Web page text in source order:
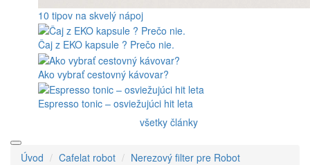
10 tipov na skvelý nápoj
Čaj z EKO kapsule ? Prečo nie.
Ako vybrať cestovný kávovar?
Espresso tonic – osviežujúci hit leta
všetky články
Úvod Cafelat robot Nerezový filter pre Robot